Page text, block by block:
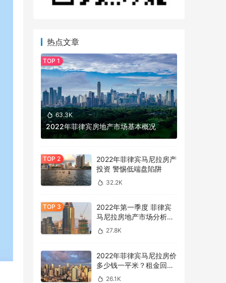
热点文章
63.3K
2022年菲律宾房地产市场基本概况
2022年菲律宾马尼拉房产
投资 警惕低端盘陷阱
32.2K
2022年第一季度 菲律宾
马尼拉房地产市场分析报
告
27.8K
2022年菲律宾马尼拉房价
多少钱一平米？租金回报
率怎么样？
26.1K